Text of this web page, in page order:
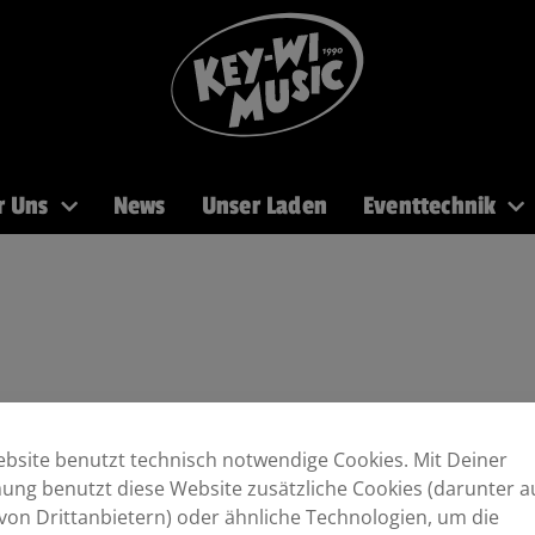
Uns News Unser Laden Eventtechnik
benutzt technisch notwendige Cookies. Mit Deiner
benutzt diese Website zusätzliche Cookies (darunter
Drittanbietern) oder ähnliche Technologien, um die